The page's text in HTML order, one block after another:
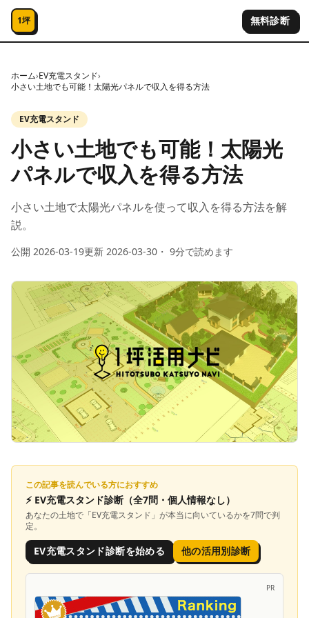
コンテンツへスキップ
1坪 無料診断
ホーム›EV充電スタンド›
小さい土地でも可能！太陽光パネルで収入を得る方法
EV充電スタンド
小さい土地でも可能！太陽光
パネルで収入を得る方法
小さい土地で太陽光パネルを使って収入を得る方法を解
説。
公開 2026-03-19更新 2026-03-30 ・ 9分で読めます
この記事を読んでいる方におすすめ
⚡ EV充電スタンド診断 （全7問・個人情報なし）
あなたの土地で「EV充電スタンド 」が本当に向いているかを7問で判
定。
EV充電スタンド診断を始める 他の活用別診断
PR